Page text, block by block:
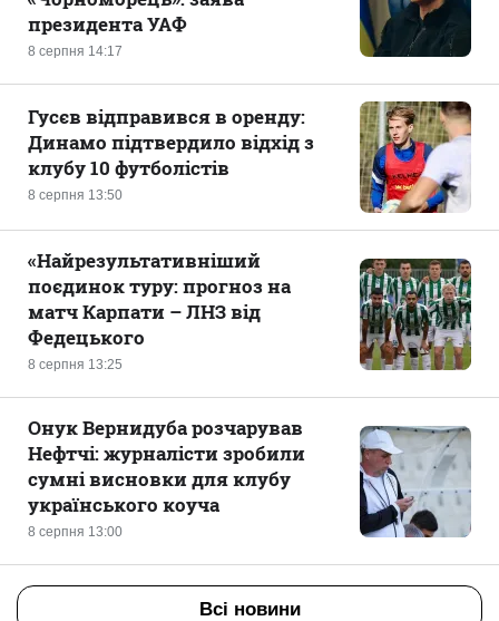
8 серпня 14:17
президента УАФ
8 серпня 13:50
Гусєв відправився в оренду:
Динамо підтвердило відхід з
клубу 10 футболістів
8 серпня 13:25
«Найрезультативніший
поєдинок туру: прогноз на
матч Карпати – ЛНЗ від
Федецького
8 серпня 13:00
Онук Вернидуба розчарував
Нефтчі: журналісти зробили
сумні висновки для клубу
українського коуча
Всі новини